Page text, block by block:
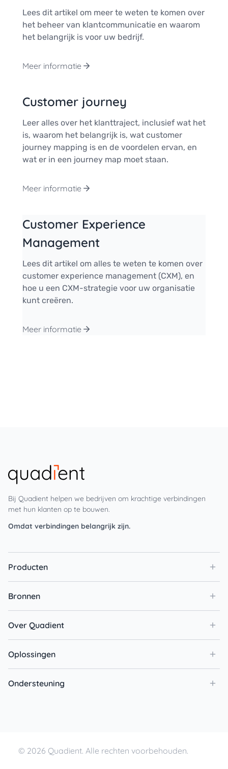
Lees dit artikel om meer te weten te komen over
het beheer van klantcommunicatie en waarom
het belangrijk is voor uw bedrijf.
Meer informatie
Customer journey
Leer alles over het klanttraject, inclusief wat het
is, waarom het belangrijk is, wat customer
journey mapping is en de voordelen ervan, en
wat er in een journey map moet staan.
Meer informatie
Customer Experience
Management
Lees dit artikel om alles te weten te komen over
customer experience management (CXM), en
hoe u een CXM-strategie voor uw organisatie
kunt creëren.
Meer informatie
Bij Quadient helpen we bedrijven om krachtige verbindingen
met hun klanten op te bouwen.
Omdat verbindingen belangrijk zijn.
Producten
Bronnen
Over Quadient
Oplossingen
Ondersteuning
© 2026 Quadient. Alle rechten voorbehouden.